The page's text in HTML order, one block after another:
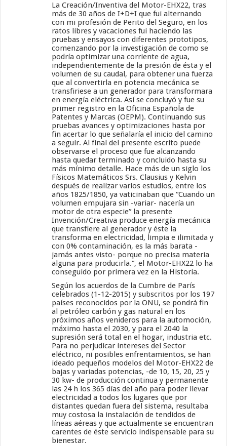
La Creación/Inventiva del Motor-EHX22, tras
más de 30 años de I+D+I que fui alternando
con mi profesión de Perito del Seguro, en los
ratos libres y vacaciones fui haciendo las
pruebas y ensayos con diferentes prototipos,
comenzando por la investigación de como se
podría optimizar una corriente de agua,
independientemente de la presión de ésta y el
volumen de su caudal, para obtener una fuerza
que al convertirla en potencia mecánica se
transfiriese a un generador para transformara
en energía eléctrica. Así se concluyó y fue su
primer registro en la Oficina Española de
Patentes y Marcas (OEPM). Continuando sus
pruebas avances y optimizaciones hasta por
fin acertar lo que señalaría el inicio del camino
a seguir. Al final del presente escrito puede
observarse el proceso que fue alcanzando
hasta quedar terminado y concluido hasta su
más mínimo detalle. Hace más de un siglo los
Físicos Matemáticos Srs. Clausius y Kelvin
después de realizar varios estudios, entre los
años 1825/1850, ya vaticinaban que “Cuando un
volumen empujara sin -variar- nacería un
motor de otra especie” la presente
Invención/Creativa produce energía mecánica
que transfiere al generador y éste la
transforma en electricidad, limpia e ilimitada y
con 0% contaminación, es la más barata -
jamás antes visto- porque no precisa materia
alguna para producirla.”, el Motor-EHX22 lo ha
conseguido por primera vez en la Historia.
Según los acuerdos de la Cumbre de París
celebrados (1-12-2015) y subscritos por los 197
países reconocidos por la ONU, se pondrá fin
al petróleo carbón y gas natural en los
próximos años venideros para la automoción,
máximo hasta el 2030, y para el 2040 la
supresión será total en el hogar, industria etc.
Para no perjudicar intereses del Sector
eléctrico, ni posibles enfrentamientos, se han
ideado pequeños modelos del Motor-EHX22 de
bajas y variadas potencias, -de 10, 15, 20, 25 y
30 kw- de producción continua y permanente
las 24 h los 365 días del año para poder llevar
electricidad a todos los lugares que por
distantes quedan fuera del sistema, resultaba
muy costosa la instalación de tendidos de
líneas aéreas y que actualmente se encuentran
carentes de éste servicio indispensable para su
bienestar.